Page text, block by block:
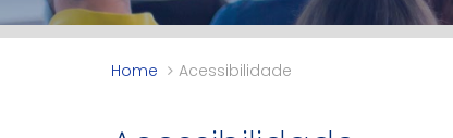
Home Acessibilidade